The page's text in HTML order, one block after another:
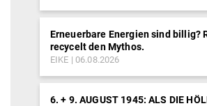
Erneuerbare Energien sind billig?
recycelt den Mythos.
EIKE 06.08.2026
6. + 9. AUGUST 1945: ALS DIE